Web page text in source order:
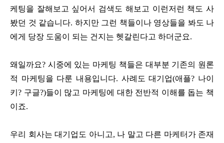
케팅을 잘해보고 싶어서 검색도 해보고 이런저런 책도 사
봤던 것 같습니다. 하지만 그런 책들이나 영상들을 봐도 나
에게 당장 도움이 되는 건지는 헷갈린다고 하더군요.
왜일까요? 시중에 있는 마케팅 책들은 대부분 기존의 원론
적 마케팅을 다룬 내용입니다. 사례도 대기업(애플? 나이
키? 구글?)들이 많고 마케팅에 대한 전반적 이해를 돕는 책
이죠.
우리 회사는 대기업도 아니고, 나 말고 다른 마케터가 존재